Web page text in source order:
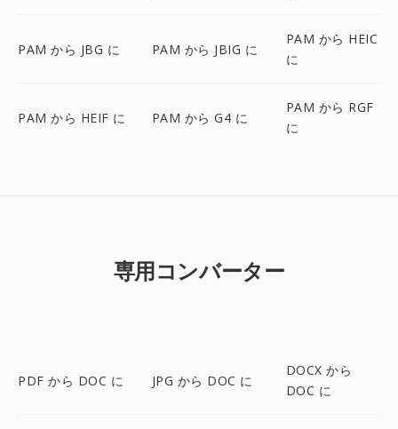
PAM から JBG に PAM から JBIG に
PAM から HEIC
に
PAM から HEIF に PAM から G4 に
PAM から RGF
に
専用コンバーター
PDF から DOC に JPG から DOC に
DOCX から
DOC に